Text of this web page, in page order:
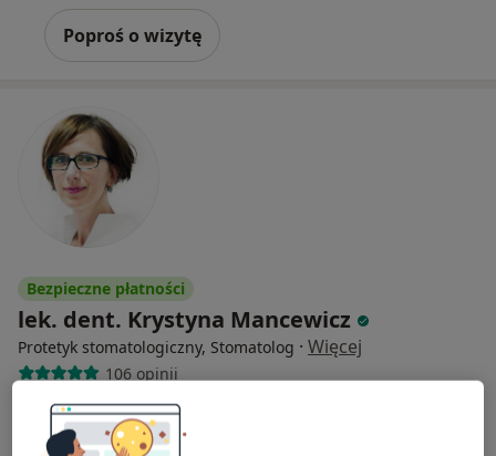
Poproś o wizytę
Bezpieczne płatności
lek. dent. Krystyna Mancewicz
Protetyk stomatologiczny, Stomatolog · Więcej
106 opinii
Stawki 6, Warszawa
Klinika Stomatologiczna Artodonto